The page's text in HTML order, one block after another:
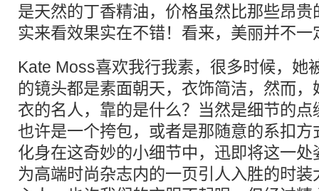
是天然的丁香精油，价格虽然比那些昂
实来看效果实在不错！看来，美丽并
Kate Moss喜欢我行我素，很多时候，她
的镜头都是素面朝天，衣饰简洁，然而
衣的名人，靠的是什么？当然是细节的
也许是一个挎包，或者是那随意的系扣
化身在这奇妙的小细节中，迅即将这一
为高端时尚杂志内的一页引人入胜的时